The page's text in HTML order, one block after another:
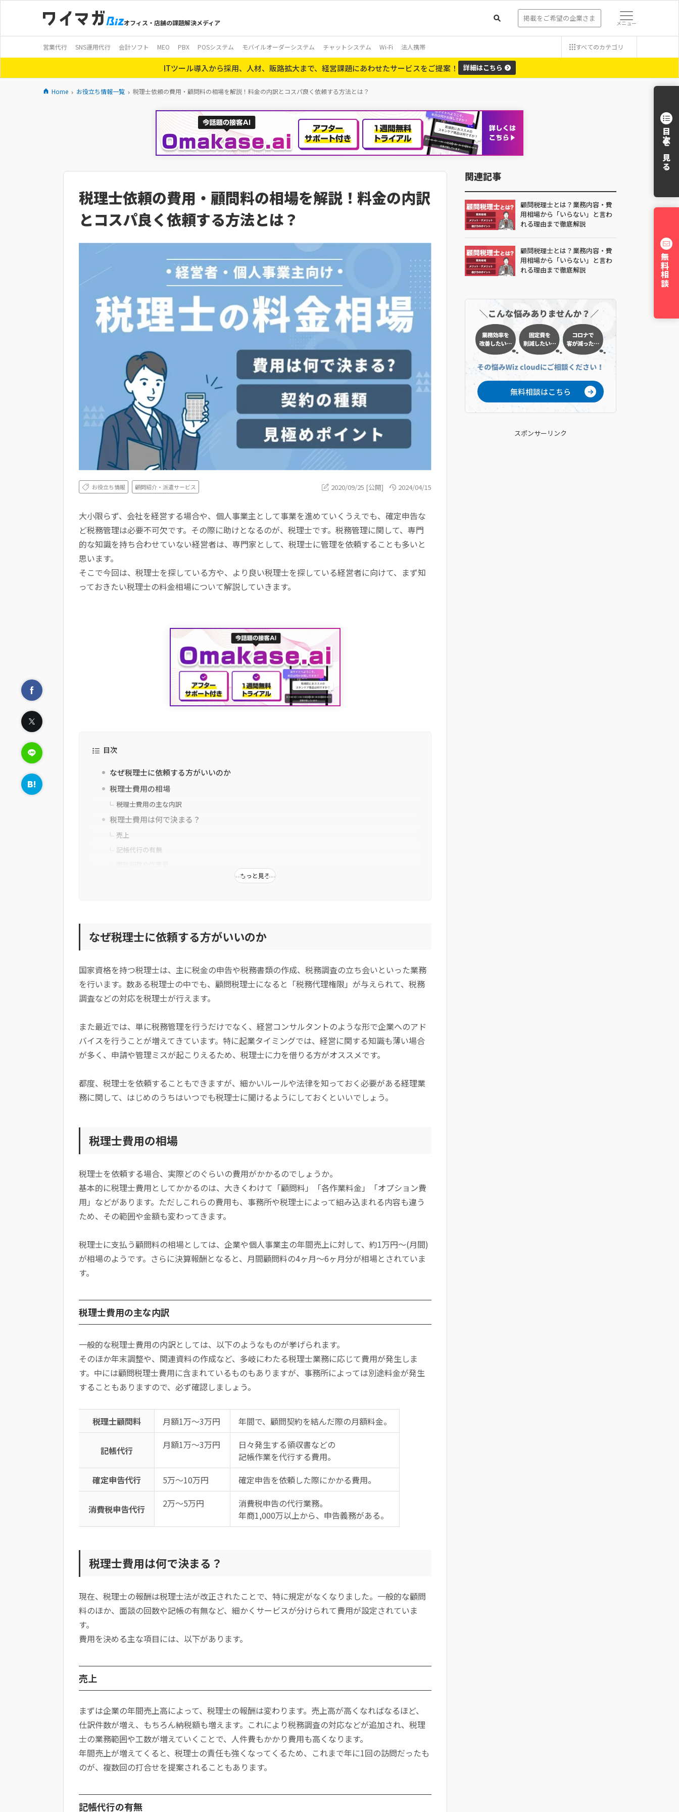
オフィス・店舗の課題解決メディア 掲載をご希望の企業さま メニュー
営業代行 SNS運用代行 会計ソフト MEO PBX POSシステム モバイルオーダーシステム チャットシステム Wi-Fi 法人携帯 すべてのカテゴリ
ITツール導入から採用、人材、販路拡大まで、経営課題にあわせたサービスをご提案！ 詳細はこちら
Home お役立ち情報一覧 税理士依頼の費用・顧問料の相場を解説！料金の内訳とコスパ良く依頼する方法とは？
目次を見る
税理士依頼の費用・顧問料の相場を解説！料金の内訳
とコスパ良く依頼する方法とは？
お役立ち情報 顧問紹介・派遣サービス 2020/09/25 [公開] 2024/04/15
大小限らず、会社を経営する場合や、個人事業主として事業を進めていくうえでも、確定申告な
ど税務管理は必要不可欠です。その際に助けとなるのが、税理士です。税務管理に関して、専門
的な知識を持ち合わせていない経営者は、専門家として、税理士に管理を依頼することも多いと
思います。
そこで今回は、税理士を探している方や、より良い税理士を探している経営者に向けて、まず知
っておきたい税理士の料金相場について解説していきます。
目次
もっと見る
なぜ税理士に依頼する方がいいのか
税理士費用の相場
税理士費用の主な内訳
税理士費用は何で決まる？
売上
記帳代行の有無
依頼内容を明確に
まとめ
なぜ税理士に依頼する方がいいのか
国家資格を持つ税理士は、主に税金の申告や税務書類の作成、税務調査の立ち会いといった業務
を行います。数ある税理士の中でも、顧問税理士になると「税務代理権限」が与えられて、税務
調査などの対応を税理士が行えます。
また最近では、単に税務管理を行うだけでなく、経営コンサルタントのような形で企業へのアド
バイスを行うことが増えてきています。特に起業タイミングでは、経営に関する知識も薄い場合
が多く、申請や管理ミスが起こりえるため、税理士に力を借りる方がオススメです。
都度、税理士を依頼することもできますが、細かいルールや法律を知っておく必要がある経理業
務に関して、はじめのうちはいつでも税理士に聞けるようにしておくといいでしょう。
税理士費用の相場
税理士を依頼する場合、実際どのぐらいの費用がかかるのでしょうか。
基本的に税理士費用としてかかるのは、大きくわけて「顧問料」「各作業料金」「オプション費
用」などがあります。ただしこれらの費用も、事務所や税理士によって組み込まれる内容も違う
ため、その範囲や金額も変わってきます。
税理士に支払う顧問料の相場としては、企業や個人事業主の年間売上に対して、約1万円～(月間)
が相場のようです。さらに決算報酬となると、月間顧問料の4ヶ月～6ヶ月分が相場とされていま
す。
税理士費用の主な内訳
一般的な税理士費用の内訳としては、以下のようなものが挙げられます。
そのほか年末調整や、関連資料の作成など、多岐にわたる税理士業務に応じて費用が発生しま
す。中には顧問税理士費用に含まれているものもありますが、事務所によっては別途料金が発生
することもありますので、必ず確認しましょう。
税理士顧問料 月額1万～3万円 年間で、顧問契約を結んだ際の月額料金。
記帳代行 月額1万～3万円
日々発生する領収書などの
記帳作業を代行する費用。
確定申告代行
5万～10万円 確定申告を依頼した際にかかる費用。
消費税申告代行 2万～5万円
消費税申告の代行業務。
年商1,000万以上から、申告義務がある。
税理士費用は何で決まる？
現在、税理士の報酬は税理士法が改正されたことで、特に規定がなくなりました。一般的な顧問
料のほか、面談の回数や記帳の有無など、細かくサービスが分けられて費用が設定されていま
す。
費用を決める主な項目には、以下があります。
売上
まずは企業の年間売上高によって、税理士の報酬は変わります。売上高が高くなればなるほど、
仕訳件数が増え、もちろん納税額も増えます。これにより税務調査の対応などが追加され、税理
士の業務範囲や工数が増えていくことで、人件費もかかり費用も高くなります。
年間売上が増えてくると、税理士の責任も強くなってくるため、これまで年に1回の訪問だったも
のが、複数回の打合せを提案されることもあります。
記帳代行の有無
関連記事
顧問税理士とは？業務内容・費
用相場から「いらない」と言わ
れる理由まで徹底解説
顧問税理士とは？業務内容・費
用相場から「いらない」と言わ
れる理由まで徹底解説
無料相談はこちら
スポンサーリンク
無料相談